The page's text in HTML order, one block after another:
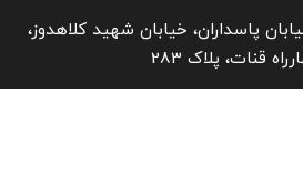
پاسداران، خیابان شهید کلاهدوز،
قنات، پلاک 283